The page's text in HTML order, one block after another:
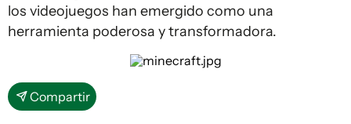
los videojuegos han emergido como una
herramienta poderosa y transformadora.
Compartir